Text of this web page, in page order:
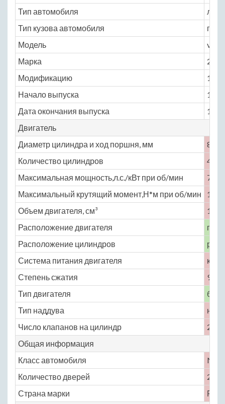
Тип автомобиля
Тип кузова автомобиля
Модель
vaz
Марка
2328
Модификацию
1.7
Начало выпуска
1995
Дата окончания выпуска
1997
Двигатель
Диаметр цилиндра и ход поршня, мм
82 ×
Количество цилиндров
4
Максимальная мощность,л.с./кВт при об/мин
79 /
Максимальный крутящий момент,Н*м при об/мин
127
Объем двигателя, см³
1690
Расположение двигателя
Расположение цилиндров
Система питания двигателя
Степень сжатия
9.3
Тип двигателя
Тип наддува
нет
Число клапанов на цилиндр
2
Общая информация
Класс автомобиля
No
Количество дверей
2
Страна марки